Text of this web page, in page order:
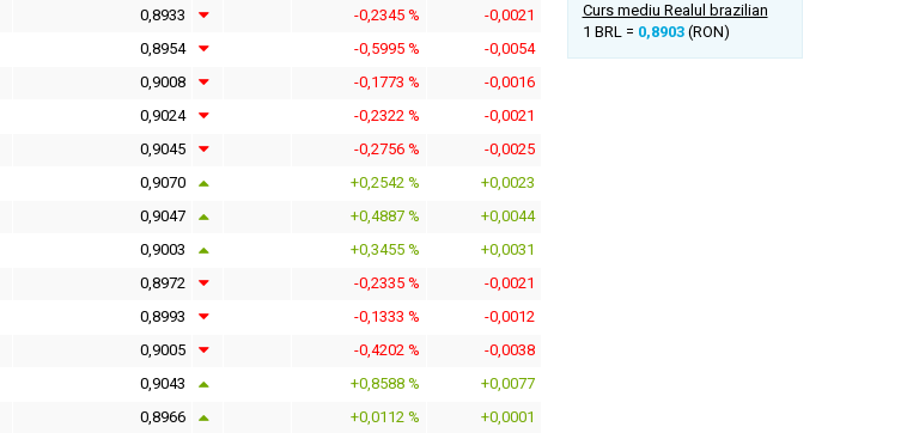
0,8933 -0,2345 %
-0,0021
0,8954 -0,5995 %
-0,0054
0,9008 -0,1773 %
-0,0016
0,9024 -0,2322 %
-0,0021
0,9045 -0,2756 %
-0,0025
0,9070 +0,2542 %
+0,0023
0,9047 +0,4887 %
+0,0044
0,9003 +0,3455 %
+0,0031
0,8972 -0,2335 %
-0,0021
0,8993 -0,1333 %
-0,0012
0,9005 -0,4202 %
-0,0038
0,9043 +0,8588 %
+0,0077
0,8966 +0,0112 %
+0,0001
Curs mediu Realul brazilian
1 BRL = 0,8903(RON)